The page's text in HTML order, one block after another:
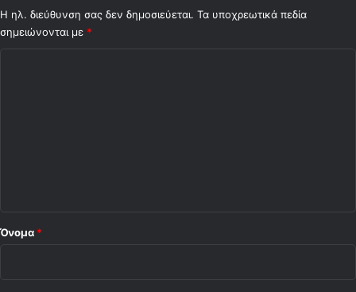
Η ηλ. διεύθυνση σας δεν δημοσιεύεται. Τα υποχρεωτικά πεδία
σημειώνονται με *
Όνομα *